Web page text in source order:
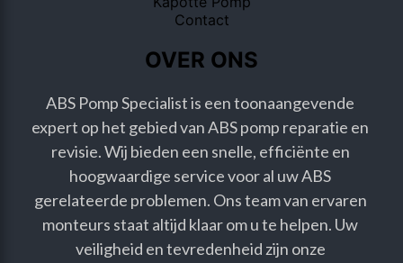
Contact
OVER ONS
ABS Pomp Specialist is een toonaangevende
expert op het gebied van ABS pomp reparatie en
revisie. Wij bieden een snelle, efficiënte en
hoogwaardige service voor al uw ABS
gerelateerde problemen. Ons team van ervaren
monteurs staat altijd klaar om u te helpen. Uw
veiligheid en tevredenheid zijn onze